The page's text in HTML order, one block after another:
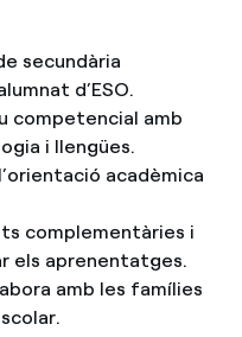
secundària
d’ESO.
competencial amb
i llengües.
acadèmica
complementàries i
els aprenentatges.
amb les famílies